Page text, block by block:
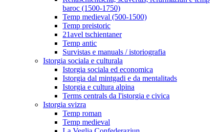
baroc (1500-1750)
Temp medieval (500-1500)
Temp preistoric
21avel tschientaner
Temp antic
Survistas e manuals / istoriografia
Istorgia sociala e culturala
Istorgia sociala ed economica
Istorgia dal mintgadi e da mentalitads
Istorgia e cultura alpina
Terms centrals da l'istorgia e civica
Istorgia svizra
Temp roman
Temp medieval